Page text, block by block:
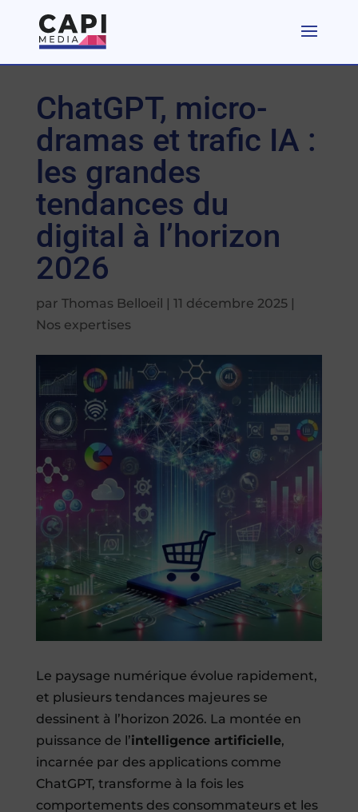
ChatGPT, micro-
dramas et trafic IA :
les grandes
tendances du
digital à l’horizon
2026
par Thomas Belloeil | 11 décembre 2025|
Nos expertises
Le paysage numérique évolue rapidement,
et plusieurs tendances majeures se
dessinent à l’horizon 2026. La montée en
puissance de l’intelligence artificielle,
incarnée par des applications comme
ChatGPT, transforme à la fois les
comportements des consommateurs et les